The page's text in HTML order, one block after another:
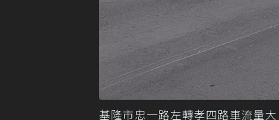
基隆市忠一路左轉孝四路車流量